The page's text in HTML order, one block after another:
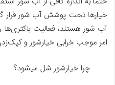
خیارها تحت پوشش آب شور قرار
آب شور هستند، فعالیت
امر موجب خرابی خیارشور و
چرا خیارشور شل میشود؟